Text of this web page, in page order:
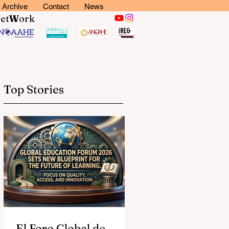
Archive Contact News
etWork
Top Stories